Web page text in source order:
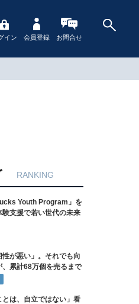
イン 会員登録 お問合せ
RANKING
Youth Program」を
支援で若い世代の未来
性が悪い」。それでも向
、累計68万個を売るまで
とは、自立ではない」看